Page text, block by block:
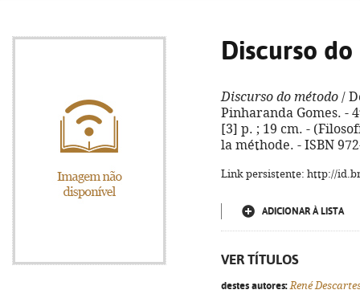
Discurso
Discurso do método /
Pinharanda Gomes. -
[3] p. ; 19 cm. -
la méthode. - ISBN
Link persistente: http://
ADICIONAR À LISTA
VER TÍTULOS
destes autores: René